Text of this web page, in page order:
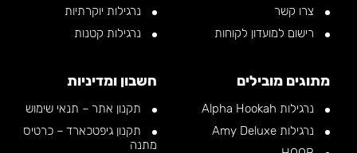
צרו קשר
רישום למועדון לקוחות
נרגילות יוקרתיות
נרגילות קטנות
מתוגים מובילים
נרגילות Alpha Hookah
נרגילות Amy Deluxe
חשבון ומדיניות
תקנון אתר – תנאי שימוש
תקנון גיפטכארד – כרטיס
מתנה